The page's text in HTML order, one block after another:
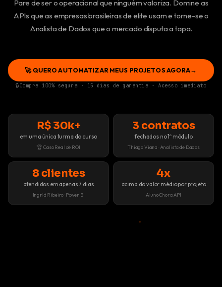
Pare de ser o operacional que ninguém valoriza. Domine as
APIs que as empresas brasileiras de elite usam e torne-se o
Analista de Dados que o mercado disputa a tapa.
🚀 QUERO AUTOMATIZAR MEUS PROJETOS AGORA→
Compra 100% segura · 15 dias de garantia · Acesso imediato
R$ 30k+
em uma única turma do curso
🏆 Caso Real de ROI
3 contratos
fechados no 1º módulo
Thiago Viana · Analista de Dados
8 clientes
atendidos em apenas 7 dias
Ingrid Ribeiro · Power BI
4x
acima do valor médio por projeto
Aluno Chora API